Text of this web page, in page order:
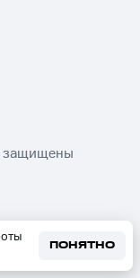
ПОНЯТНО
защищены